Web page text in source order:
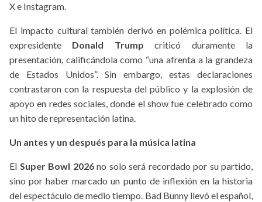
X e Instagram.
El impacto cultural también derivó en polémica política. El
expresidente Donald Trump criticó duramente la
presentación, calificándola como “una afrenta a la grandeza
de Estados Unidos”. Sin embargo, estas declaraciones
contrastaron con la respuesta del público y la explosión de
apoyo en redes sociales, donde el show fue celebrado como
un hito de representación latina.
Un antes y un después para la música latina
El Super Bowl 2026no solo será recordado por su partido,
sino por haber marcado un punto de inflexión en la historia
del espectáculo de medio tiempo. Bad Bunny llevó el español,